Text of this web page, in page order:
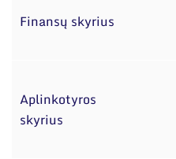
Finansų skyrius
Aplinkotyros
skyrius